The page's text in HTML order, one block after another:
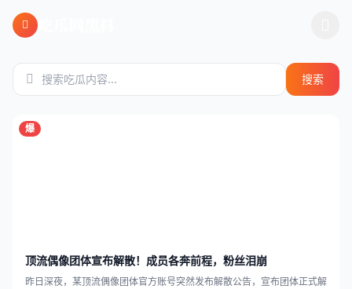
跳过导航
搜索
爆
顶流偶像团体宣布解散！成员各奔前程，粉丝泪崩
昨日深夜，某顶流偶像团体官方账号突然发布解散公告，宣布团体正式解